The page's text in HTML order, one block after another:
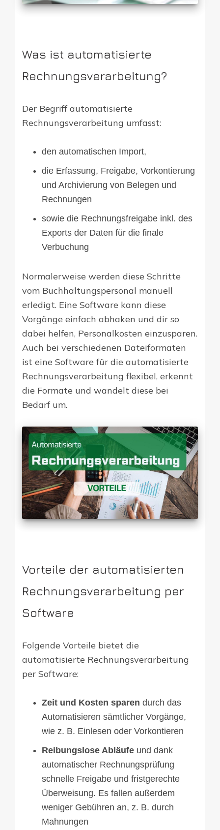
Was ist automatisierte
Rechnungsverarbeitung?
Der Begriff automatisierte
Rechnungsverarbeitung umfasst:
den automatischen Import,
die Erfassung, Freigabe, Vorkontierung
und Archivierung von Belegen und
Rechnungen
sowie die Rechnungsfreigabe inkl. des
Exports der Daten für die finale
Verbuchung
Normalerweise werden diese Schritte
vom Buchhaltungspersonal manuell
erledigt. Eine Software kann diese
Vorgänge einfach abhaken und dir so
dabei helfen, Personalkosten einzusparen.
Auch bei verschiedenen Dateiformaten
ist eine Software für die automatisierte
Rechnungsverarbeitung flexibel, erkennt
die Formate und wandelt diese bei
Bedarf um.
Vorteile der automatisierten
Rechnungsverarbeitung per
Software
Folgende Vorteile bietet die
automatisierte Rechnungsverarbeitung
per Software:
Zeit und Kosten sparen durch das
Automatisieren sämtlicher Vorgänge,
wie z. B. Einlesen oder Vorkontieren
Reibungslose Abläufe und dank
automatischer Rechnungsprüfung
schnelle Freigabe und fristgerechte
Überweisung. Es fallen außerdem
weniger Gebühren an, z. B. durch
Mahnungen